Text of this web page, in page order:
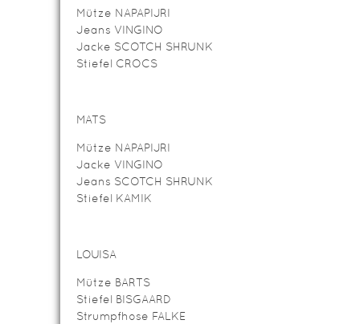
Mütze NAPAPIJRI
Jeans VINGINO
Jacke SCOTCH SHRUNK
Stiefel CROCS
MATS
Mütze NAPAPIJRI
Jacke VINGINO
Jeans SCOTCH SHRUNK
Stiefel KAMIK
LOUISA
Mütze BARTS
Stiefel BISGAARD
Strumpfhose FALKE